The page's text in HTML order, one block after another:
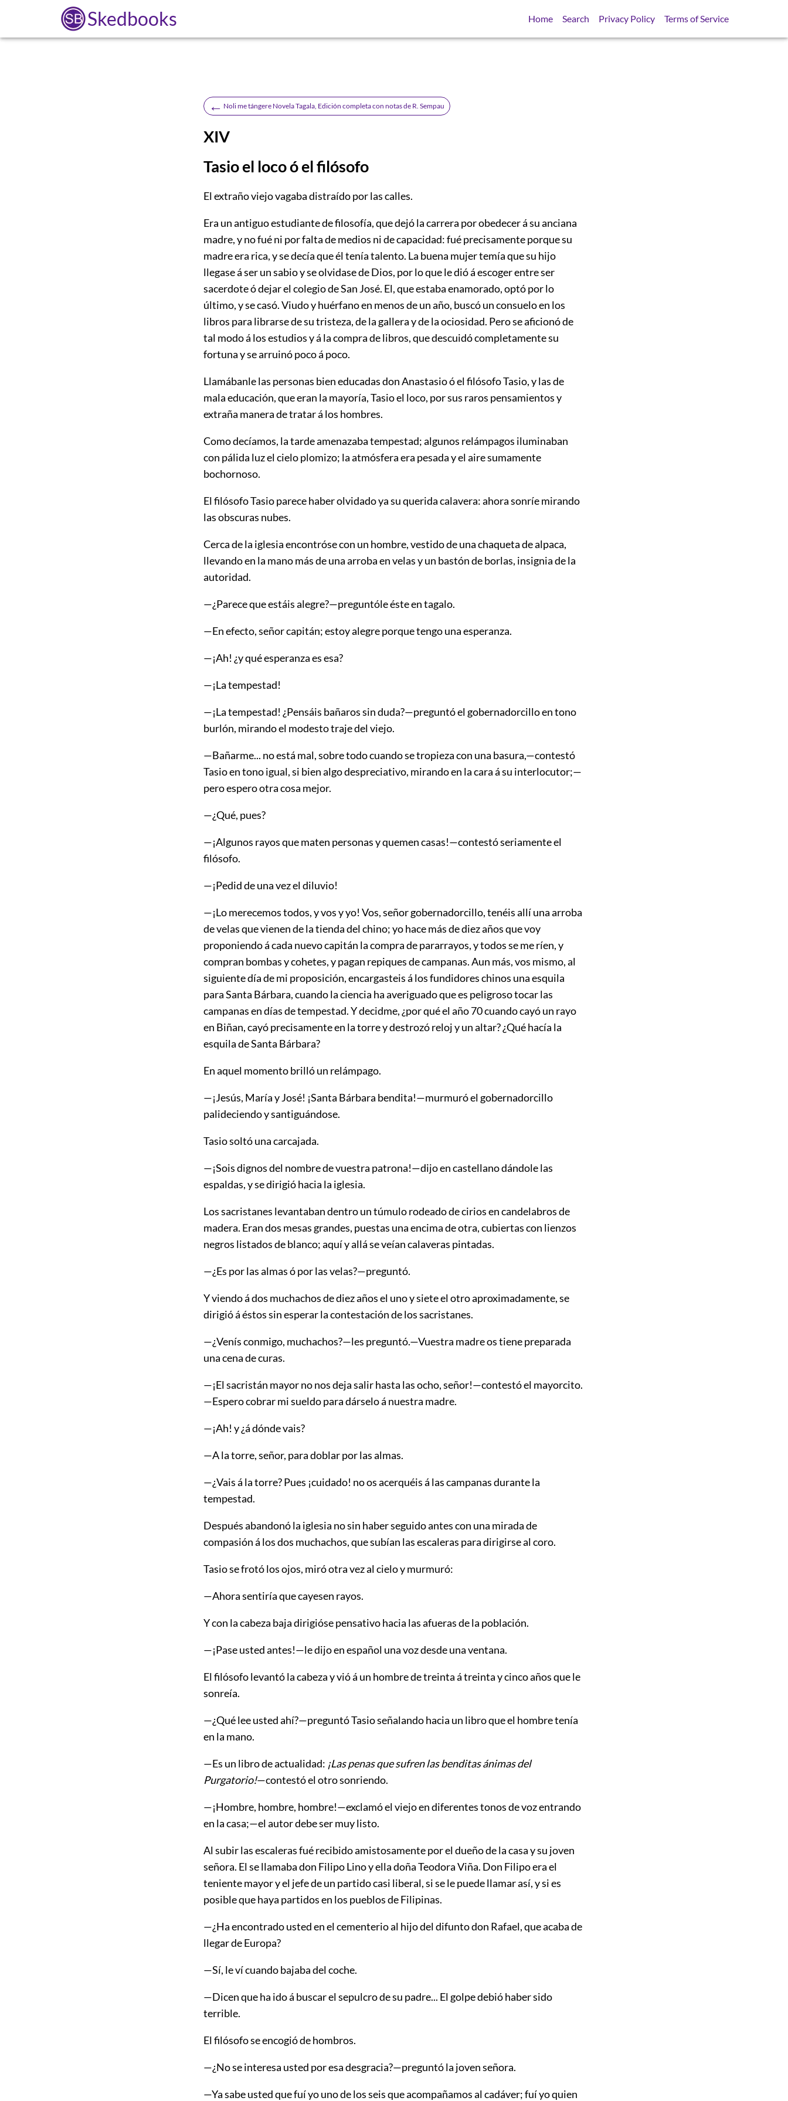
Skedbooks Home Search Privacy Policy Terms of Service
← Noli me tángere Novela Tagala, Edición completa con notas de R. Sempau
XIV
Tasio el loco ó el filósofo
El extraño viejo vagaba distraído por las calles.
Era un antiguo estudiante de filosofía, que dejó la carrera por obedecer á su anciana
madre, y no fué ni por falta de medios ni de capacidad: fué precisamente porque su
madre era rica, y se decía que él tenía talento. La buena mujer temía que su hijo
llegase á ser un sabio y se olvidase de Dios, por lo que le dió á escoger entre ser
sacerdote ó dejar el colegio de San José. El, que estaba enamorado, optó por lo
último, y se casó. Viudo y huérfano en menos de un año, buscó un consuelo en los
libros para librarse de su tristeza, de la gallera y de la ociosidad. Pero se aficionó de
tal modo á los estudios y á la compra de libros, que descuidó completamente su
fortuna y se arruinó poco á poco.
Llamábanle las personas bien educadas don Anastasio ó el filósofo Tasio, y las de
mala educación, que eran la mayoría, Tasio el loco, por sus raros pensamientos y
extraña manera de tratar á los hombres.
Como decíamos, la tarde amenazaba tempestad; algunos relámpagos iluminaban
con pálida luz el cielo plomizo; la atmósfera era pesada y el aire sumamente
bochornoso.
El filósofo Tasio parece haber olvidado ya su querida calavera: ahora sonríe mirando
las obscuras nubes.
Cerca de la iglesia encontróse con un hombre, vestido de una chaqueta de alpaca,
llevando en la mano más de una arroba en velas y un bastón de borlas, insignia de la
autoridad.
—¿Parece que estáis alegre?—preguntóle éste en tagalo.
—En efecto, señor capitán; estoy alegre porque tengo una esperanza.
—¡Ah! ¿y qué esperanza es esa?
—¡La tempestad!
—¡La tempestad! ¿Pensáis bañaros sin duda?—preguntó el gobernadorcillo en tono
burlón, mirando el modesto traje del viejo.
—Bañarme... no está mal, sobre todo cuando se tropieza con una basura,—contestó
Tasio en tono igual, si bien algo despreciativo, mirando en la cara á su interlocutor;—
pero espero otra cosa mejor.
—¿Qué, pues?
—¡Algunos rayos que maten personas y quemen casas!—contestó seriamente el
filósofo.
—¡Pedid de una vez el diluvio!
—¡Lo merecemos todos, y vos y yo! Vos, señor gobernadorcillo, tenéis allí una arroba
de velas que vienen de la tienda del chino; yo hace más de diez años que voy
proponiendo á cada nuevo capitán la compra de pararrayos, y todos se me ríen, y
compran bombas y cohetes, y pagan repiques de campanas. Aun más, vos mismo, al
siguientedía de mi proposición, encargasteis á los fundidores chinos una esquila
para Santa Bárbara, cuando la ciencia ha averiguado que es peligroso tocar las
campanas en días de tempestad. Y decidme, ¿por qué el año 70 cuando cayó un rayo
en Biñan, cayó precisamente en la torre y destrozó reloj y un altar? ¿Qué hacía la
esquila de Santa Bárbara?
En aquel momento brilló un relámpago.
—¡Jesús, María y José! ¡Santa Bárbara bendita!—murmuró el gobernadorcillo
palideciendo y santiguándose.
Tasio soltó una carcajada.
—¡Sois dignos del nombre de vuestra patrona!—dijo en castellano dándole las
espaldas, y se dirigió hacia la iglesia.
Los sacristanes levantaban dentro un túmulo rodeado de cirios en candelabros de
madera. Eran dos mesas grandes, puestas una encima de otra, cubiertas con lienzos
negros listados de blanco; aquí y allá se veían calaveras pintadas.
—¿Es por las almas ó por las velas?—preguntó.
Y viendo á dos muchachos de diez años el uno y siete el otro aproximadamente, se
dirigió á éstos sin esperar la contestación de los sacristanes.
—¿Venís conmigo, muchachos?—les preguntó.—Vuestra madre os tiene preparada
una cena de curas.
—¡El sacristán mayor no nos deja salir hasta las ocho, señor!—contestó el mayorcito.
—Espero cobrar mi sueldo para dárselo á nuestra madre.
—¡Ah! y ¿á dónde vais?
—A la torre, señor, para doblar por las almas.
—¿Vais á la torre? Pues ¡cuidado! no os acerquéis á las campanas durante la
tempestad.
Después abandonó la iglesia no sin haber seguido antes con una mirada de
compasión á los dos muchachos, que subían las escaleras para dirigirse al coro.
Tasio se frotó los ojos, miró otra vez al cielo y murmuró:
—Ahora sentiría que cayesen rayos.
Y con la cabeza baja dirigióse pensativo hacia lasafueras de la población.
—¡Pase usted antes!—le dijo en español una voz desde una ventana.
El filósofo levantó la cabeza y vió á un hombre de treinta á treinta y cinco años que le
sonreía.
—¿Qué lee usted ahí?—preguntó Tasio señalando hacia un libro que el hombre tenía
en la mano.
—Es un libro de actualidad: ¡Las penas que sufren las benditas ánimas del
Purgatorio!—contestó el otro sonriendo.
—¡Hombre, hombre, hombre!—exclamó el viejo en diferentes tonos de voz entrando
en la casa;—el autor debe ser muy listo.
Al subir las escaleras fué recibido amistosamente por el dueño de la casa y su joven
señora. El se llamaba don Filipo Lino y ella doña Teodora Viña. Don Filipo era el
teniente mayor y el jefe de un partido casi liberal, si se le puede llamar así, y si es
posible que haya partidos en los pueblos de Filipinas.
—¿Ha encontrado usted en el cementerio al hijo del difunto don Rafael, que acaba de
llegar de Europa?
—Sí, le ví cuando bajaba del coche.
—Dicen que ha ido á buscar el sepulcro de su padre... El golpe debió haber sido
terrible.
El filósofo se encogió de hombros.
—¿No se interesa usted por esa desgracia?—preguntó la joven señora.
—Ya sabe usted que fuí yo uno de los seis que acompañamos al cadáver; fuí yo quien